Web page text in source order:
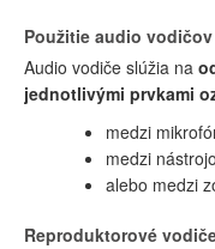
Použitie audio vodičov
Audio vodiče slúžia na
jednotlivými prvkami
medzi
medzi
alebo medzi
Reproduktorové